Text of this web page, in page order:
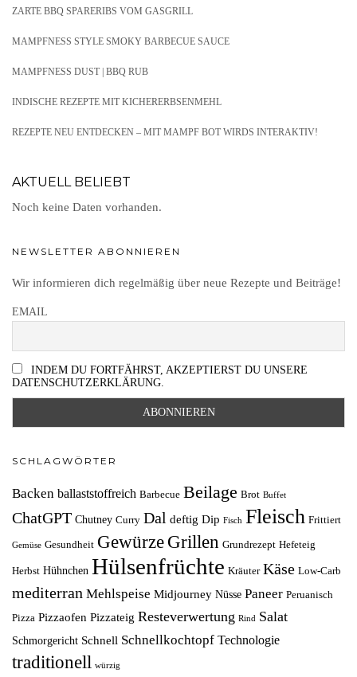
ZARTE BBQ SPARERIBS VOM GASGRILL
MAMPFNESS STYLE SMOKY BARBECUE SAUCE
MAMPFNESS DUST | BBQ RUB
INDISCHE REZEPTE MIT KICHERERBSENMEHL
REZEPTE NEU ENTDECKEN – MIT MAMPF BOT WIRDS INTERAKTIV!
AKTUELL BELIEBT
Noch keine Daten vorhanden.
NEWSLETTER ABONNIEREN
Wir informieren dich regelmäßig über neue Rezepte und Beiträge!
EMAIL
INDEM DU FORTFÄHRST, AKZEPTIERST DU UNSERE
DATENSCHUTZERKLÄRUNG.
SCHLAGWÖRTER
Backen ballaststoffreich Barbecue Beilage Brot Buffet
ChatGPT Chutney Curry Dal deftig Dip Fisch Fleisch Frittiert
Gemüse Gesundheit Gewürze Grillen Grundrezept Hefeteig
Herbst Hühnchen Hülsenfrüchte Kräuter Käse Low-Carb
mediterran Mehlspeise Midjourney Nüsse Paneer Peruanisch
Pizza Pizzaofen Pizzateig Resteverwertung Rind Salat
Schmorgericht Schnell Schnellkochtopf Technologie
traditionell würzig